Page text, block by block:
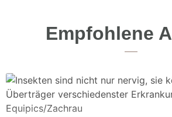
Empfohlene